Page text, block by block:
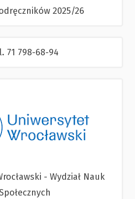
2025/26
71 798-68-94
- Wydział Nauk